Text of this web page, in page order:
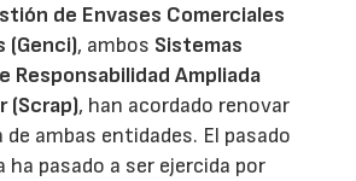
de Envases Comerciales
(Genci), ambos Sistemas
Responsabilidad Ampliada
(Scrap), han acordado renovar
de ambas entidades. El pasado
ha pasado a ser ejercida por